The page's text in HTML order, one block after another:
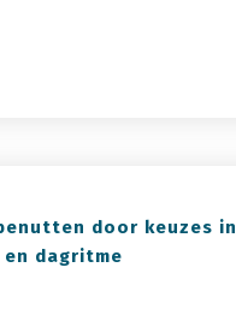
door keuzes in
dagritme